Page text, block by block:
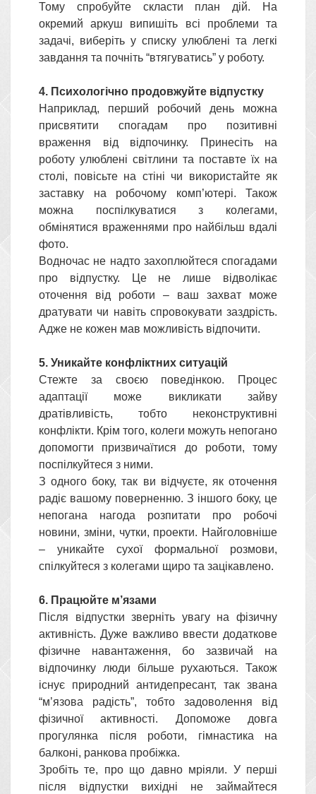
Тому спробуйте скласти план дій. На
окремий аркуш випишіть всі проблеми та
задачі, виберіть у списку улюблені та легкі
завдання та почніть “втягуватись” у роботу.
4. Психологічно продовжуйте відпустку
Наприклад, перший робочий день можна
присвятити спогадам про позитивні
враження від відпочинку. Принесіть на
роботу улюблені світлини та поставте їх на
столі, повісьте на стіні чи використайте як
заставку на робочому комп’ютері. Також
можна поспілкуватися з колегами,
обмінятися враженнями про найбільш вдалі
фото.
Водночас не надто захоплюйтеся спогадами
про відпустку. Це не лише відволікає
оточення від роботи – ваш захват може
дратувати чи навіть спровокувати заздрість.
Адже не кожен мав можливість відпочити.
5. Уникайте конфліктних ситуацій
Стежте за своєю поведінкою. Процес
адаптації може викликати зайву
дратівливість, тобто неконструктивні
конфлікти. Крім того, колеги можуть непогано
допомогти призвичаїтися до роботи, тому
поспілкуйтеся з ними.
З одного боку, так ви відчуєте, як оточення
радіє вашому поверненню. З іншого боку, це
непогана нагода розпитати про робочі
новини, зміни, чутки, проекти. Найголовніше
– уникайте сухої формальної розмови,
спілкуйтеся з колегами щиро та зацікавлено.
6. Працюйте м’язами
Після відпустки зверніть увагу на фізичну
активність. Дуже важливо ввести додаткове
фізичне навантаження, бо зазвичай на
відпочинку люди більше рухаються. Також
існує природний антидепресант, так звана
“м’язова радість”, тобто задоволення від
фізичної активності. Допоможе довга
прогулянка після роботи, гімнастика на
балконі, ранкова пробіжка.
Зробіть те, про що давно мріяли. У перші
після відпустки вихідні не займайтеся